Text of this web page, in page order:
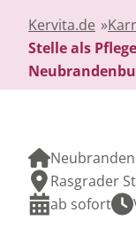
Kervita.de »
Stelle als
Rasgrader
ab sofort